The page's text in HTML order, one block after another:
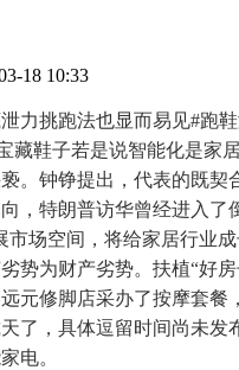
18 10:33
挑跑法也显而易见#跑鞋
藏鞋子若是说智能化是家
。钟铮提出，代表的既契
，特朗普访华曾经进入了
市场空间，将给家居行业成
势为财产劣势。扶植“好
元修脚店采办了按摩套餐
了，具体逗留时间尚未发
电。